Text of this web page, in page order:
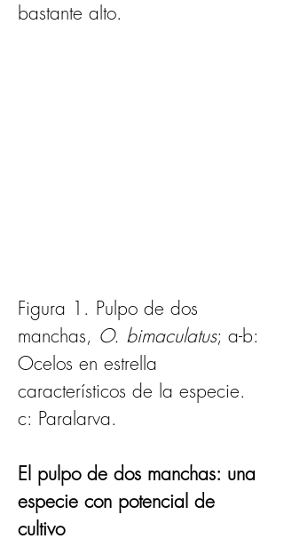
bastante alto.
Figura 1. Pulpo de dos
manchas, O. bimaculatus; a-b:
Ocelos en estrella
característicos de la especie.
c: Paralarva.
El pulpo de dos manchas: una
especie con potencial de
cultivo